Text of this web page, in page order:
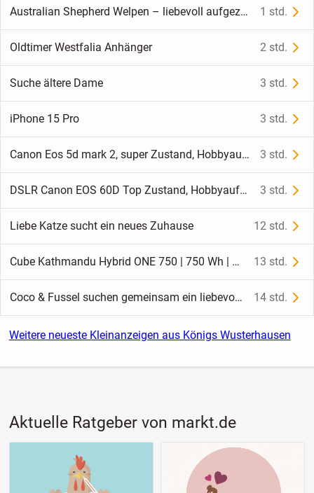
Australian Shepherd Welpen – liebevoll aufgezogen, ab September bereit für den Auszug 1 std.
Oldtimer Westfalia Anhänger 2 std.
Suche ältere Dame 3 std.
iPhone 15 Pro 3 std.
Canon Eos 5d mark 2, super Zustand, Hobbyaufgabe, gepflegt 3 std.
DSLR Canon EOS 60D Top Zustand, Hobbyaufgabe, Gepflegt, 3 std.
Liebe Katze sucht ein neues Zuhause 12 std.
Cube Kathmandu Hybrid ONE 750 | 750 Wh | Neuer Bosch-Motor | Top gepflegt | Gr. 58 13 std.
Coco & Fussel suchen gemeinsam ein liebevolles Zuhause 14 std.
Weitere neueste Kleinanzeigen aus Königs Wusterhausen
Aktuelle Ratgeber von markt.de